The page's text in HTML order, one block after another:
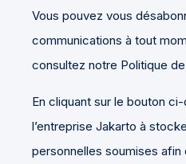
Vous pouvez vous
communications à tout
consultez notre Politique
En cliquant sur le bouton
l’entreprise Jakarto à
personnelles soumises afin